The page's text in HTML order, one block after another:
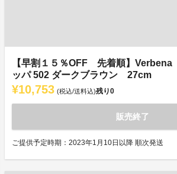
【早割１５％OFF 先着順】
ッパ 502 ダークブラウン 27cm
¥10,753 (税込/送料込)残り0
販売終了
ご提供予定時期：2023年1月10日以降 順次発送